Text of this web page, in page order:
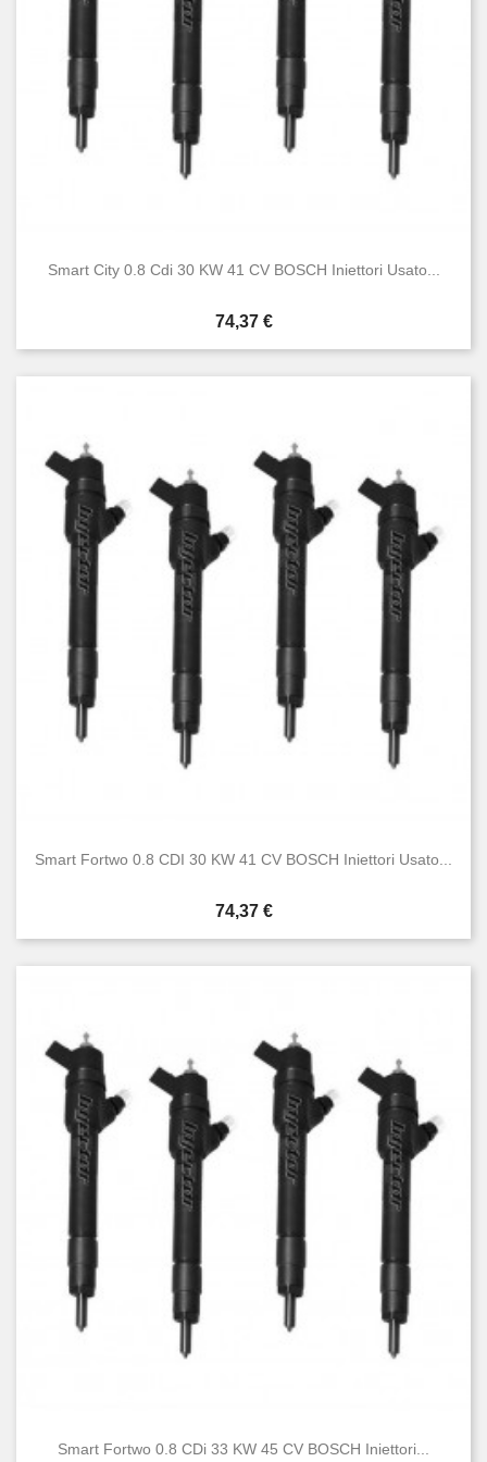
Smart City 0.8 Cdi 30 KW 41 CV BOSCH Iniettori Usato...
Prezzo
74,37 €
Smart Fortwo 0.8 CDI 30 KW 41 CV BOSCH Iniettori Usato...
Prezzo
74,37 €
Smart Fortwo 0.8 CDi 33 KW 45 CV BOSCH Iniettori...